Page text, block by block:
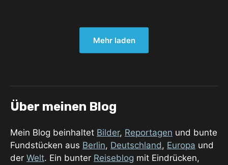
Mehr laden
Über meinen Blog
Mein Blog beinhaltet Bilder, Reportagen und bunte
Fundstücken aus Berlin, Deutschland, Europa und
der Welt. Ein bunter Reiseblog mit Eindrücken,